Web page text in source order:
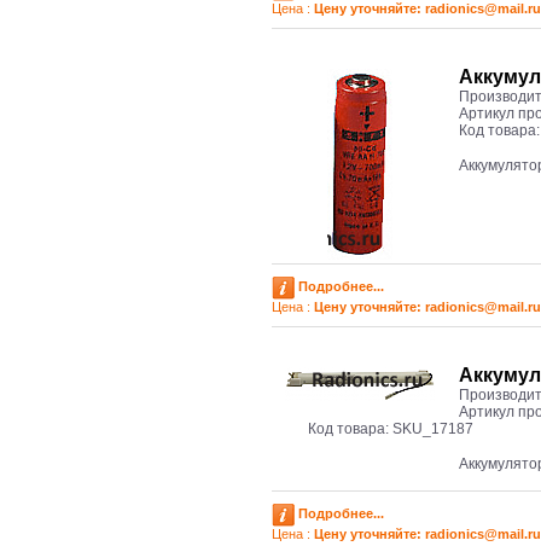
Цена : Цену уточняйте: radioniсs@mail.ru
Артикул
Код
Подробнее...
Цена : Цену уточняйте: radioniсs@mail.ru
Артикул
Код товара: SKU_17187
Подробнее...
Цена : Цену уточняйте: radioniсs@mail.ru